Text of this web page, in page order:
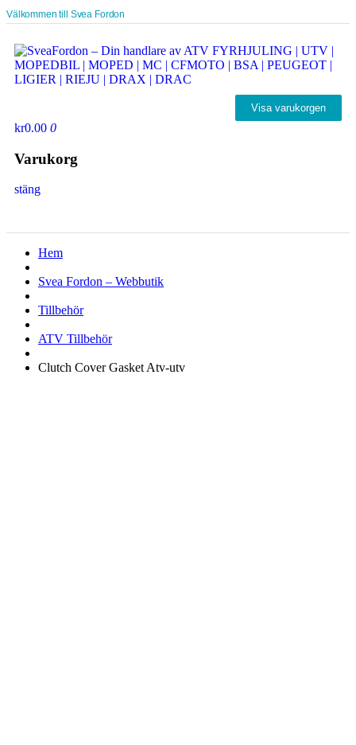
Välkommen till Svea Fordon
Visa varukorgen
kr0.00 0
Varukorg
stäng
Hem
Svea Fordon – Webbutik
Tillbehör
ATV Tillbehör
Clutch Cover Gasket Atv-utv